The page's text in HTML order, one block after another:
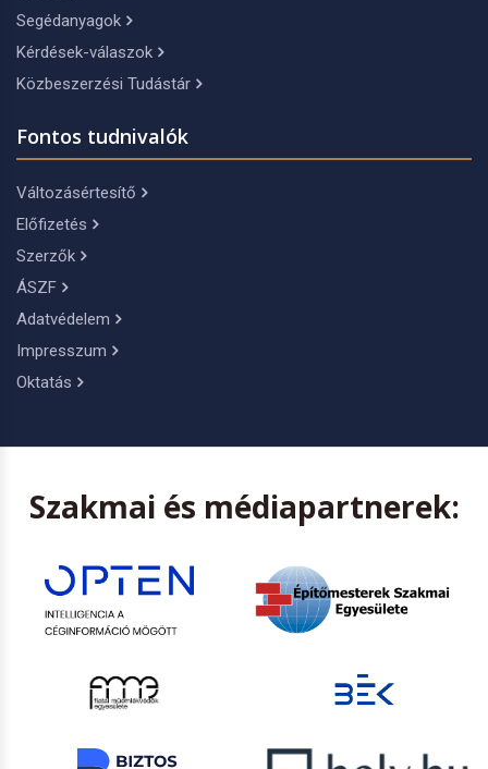
Segédanyagok
Kérdések-válaszok
Közbeszerzési Tudástár
Fontos tudnivalók
Változásértesítő
Előfizetés
Szerzők
ÁSZF
Adatvédelem
Impresszum
Oktatás
Szakmai és médiapartnerek: